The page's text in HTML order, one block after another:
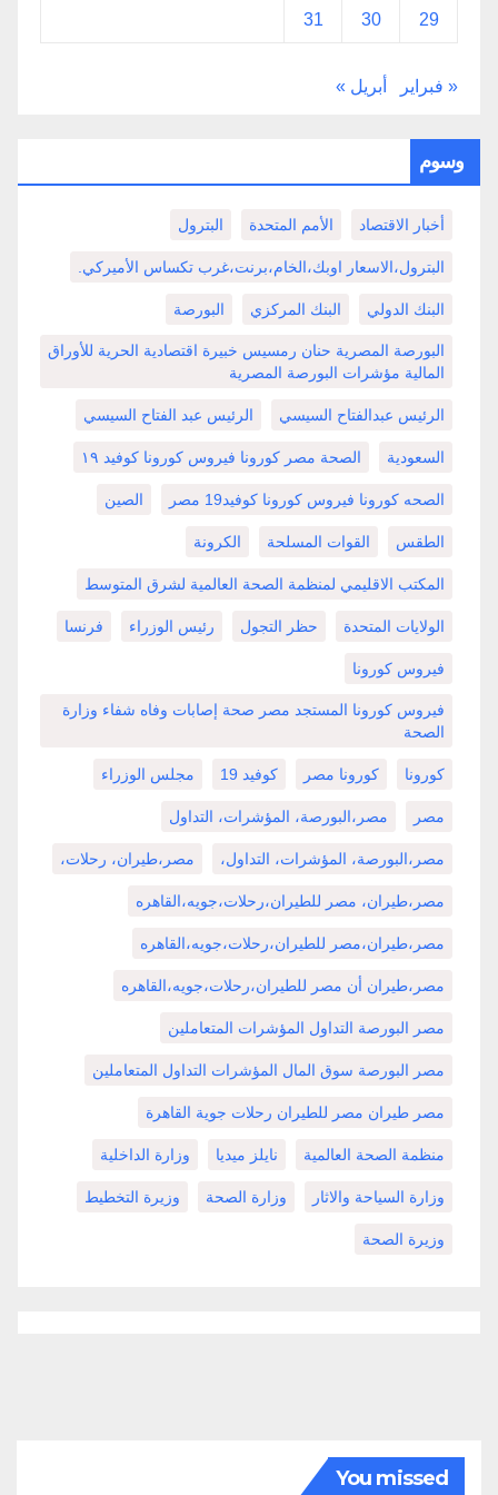
29
30
31
« فبراير أبريل »
وسوم
أخبار الاقتصاد الأمم المتحدة البترول
البترول،الاسعار اوبك،الخام،برنت،غرب تكساس الأميركي.
البنك الدولي البنك المركزي البورصة
البورصة المصرية حنان رمسيس خبيرة اقتصادية الحرية للأوراق
المالية مؤشرات البورصة المصرية
الرئيس عبدالفتاح السيسي الرئيس عبد الفتاح السيسي
السعودية الصحة مصر كورونا فيروس كورونا كوفيد ١٩
الصحه كورونا فيروس كورونا كوفيد19 مصر الصين
الطقس القوات المسلحة الكرونة
المكتب الاقليمي لمنظمة الصحة العالمية لشرق المتوسط
الولايات المتحدة حظر التجول رئيس الوزراء فرنسا
فيروس كورونا
فيروس كورونا المستجد مصر صحة إصابات وفاه شفاء وزارة
الصحة
كورونا كورونا مصر كوفيد 19 مجلس الوزراء
مصر مصر،البورصة، المؤشرات، التداول
مصر،البورصة، المؤشرات، التداول، مصر،طيران، رحلات،
مصر،طيران، مصر للطيران،رحلات،جويه،القاهره
مصر،طيران،مصر للطيران،رحلات،جويه،القاهره
مصر،طيران أن مصر للطيران،رحلات،جويه،القاهره
مصر البورصة التداول المؤشرات المتعاملين
مصر البورصة سوق المال المؤشرات التداول المتعاملين
مصر طيران مصر للطيران رحلات جوية القاهرة
منظمة الصحة العالمية نايلز ميديا وزارة الداخلية
وزارة السياحة والاثار وزارة الصحة وزيرة التخطيط
وزيرة الصحة
You missed